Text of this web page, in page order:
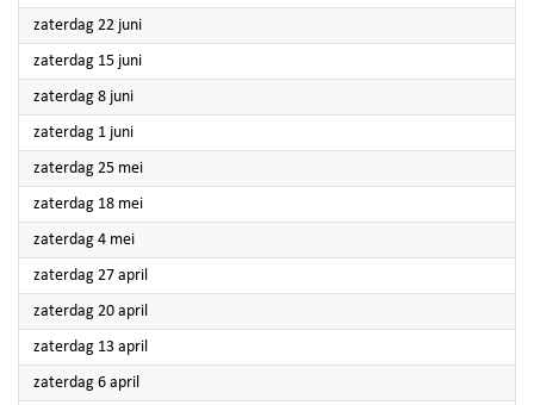
zaterdag 22 juni2024
zaterdag 15 juni2024
zaterdag 8 juni2024
zaterdag 1 juni2024
zaterdag 25 mei2024
zaterdag 18 mei2024
zaterdag 4 mei2024
zaterdag 27 april
zaterdag 20 april
zaterdag 13 april
zaterdag 6 april